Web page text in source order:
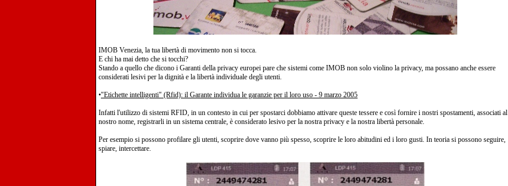
IMOB Venezia, la tua libertà di movimento non si tocca.
E chi ha mai detto che si tocchi?
Stando a quello che dicono i Garanti della privacy europei pare che sistemi come IMOB non solo violino la privacy, ma possano anche essere
considerati lesivi per la dignità e la libertà individuale degli utenti.
•"Etichette intelligenti" (Rfid): il Garante individua le garanzie per il loro uso - 9 marzo 2005
Infatti l'utilizzo di sistemi RFID, in un contesto in cui per spostarci dobbiamo attivare queste tessere e così fornire i nostri spostamenti, associati al
nostro nome, registrarli in un sistema centrale, è considerato lesivo per la nostra privacy e la nostra libertà personale.
Per esempio si possono profilare gli utenti, scoprire dove vanno più spesso, scoprire le loro abitudini ed i loro gusti. In teoria si possono seguire,
spiare, intercettare.